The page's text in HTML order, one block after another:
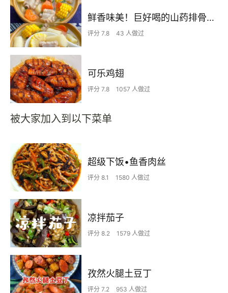
鲜香味美！巨好喝的山药排骨汤！！
评分 7.8 43 人做过
可乐鸡翅
评分 7.8 1057 人做过
被大家加入到以下菜单
超级下饭•鱼香肉丝
评分 8.1 1580 人做过
凉拌茄子
评分 8.2 1579 人做过
孜然火腿土豆丁
评分 7.2 953 人做过